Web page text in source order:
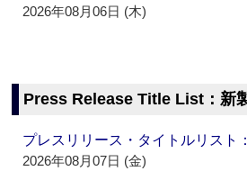
2026年08月06日 (木)
Press Release Title List：新
プレスリリース・タイトルリス
2026年08月07日 (金)